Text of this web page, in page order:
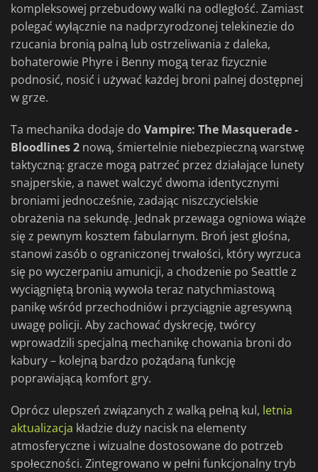
kompleksowej przebudowy walki na odległość. Zamiast
polegać wyłącznie na nadprzyrodzonej telekinezie do
rzucania bronią palną lub ostrzeliwania z daleka,
bohaterowie Phyre i Benny mogą teraz fizycznie
podnosić, nosić i używać każdej broni palnej dostępnej
w grze.
Ta mechanika dodaje do Vampire: The Masquerade -
Bloodlines 2 nową, śmiertelnie niebezpieczną warstwę
taktyczną: gracze mogą patrzeć przez działające lunety
snajperskie, a nawet walczyć dwoma identycznymi
broniami jednocześnie, zadając niszczycielskie
obrażenia na sekundę. Jednak przewaga ogniowa wiąże
się z pewnym kosztem fabularnym. Broń jest głośna,
stanowi zasób o ograniczonej trwałości, który wyrzuca
się po wyczerpaniu amunicji, a chodzenie po Seattle z
wyciągniętą bronią wywoła teraz natychmiastową
panikę wśród przechodniów i przyciągnie agresywną
uwagę policji. Aby zachować dyskrecję, twórcy
wprowadzili specjalną mechanikę chowania broni do
kabury – kolejną bardzo pożądaną funkcję
poprawiającą komfort gry.
Oprócz ulepszeń związanych z walką pełną kul, letnia
aktualizacja kładzie duży nacisk na elementy
atmosferyczne i wizualne dostosowane do potrzeb
społeczności. Zintegrowano w pełni funkcjonalny tryb